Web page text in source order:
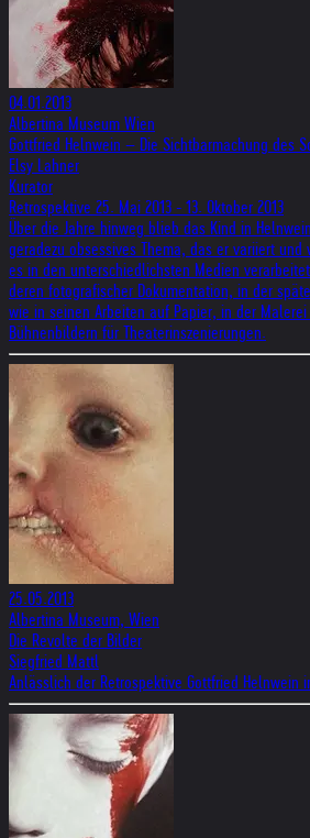
04.01.2013
Albertina Museum Wien
Gottfried Helnwein – Die Sichtbarmachung des
Elsy Lahner
Kurator
Retrospektive 25. Mai 2013 - 13. Oktober 2013
Über die Jahre hinweg blieb das Kind in
geradezu obsessives Thema, das er variiert
es in den unterschiedlichsten Medien
deren fotografischer Dokumentation, in der
wie in seinen Arbeiten auf Papier, in der
Bühnenbildern für Theaterinszenierungen.
25.05.2013
Albertina Museum, Wien
Die Revolte der Bilder
Siegfried Mattl
Anlässlich der Retrospektive Gottfried Helnwein